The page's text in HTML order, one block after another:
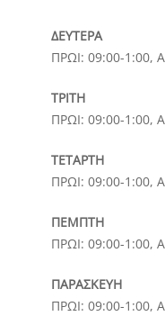
ΔΕΥΤΕΡΑ
ΠΡΩΙ: 09:00-1:00,
ΤΡΙΤΗ
ΠΡΩΙ: 09:00-1:00,
ΤΕΤΑΡΤΗ
ΠΡΩΙ: 09:00-1:00,
ΠΕΜΠΤΗ
ΠΡΩΙ: 09:00-1:00,
ΠΑΡΑΣΚΕΥΗ
ΠΡΩΙ: 09:00-1:00,